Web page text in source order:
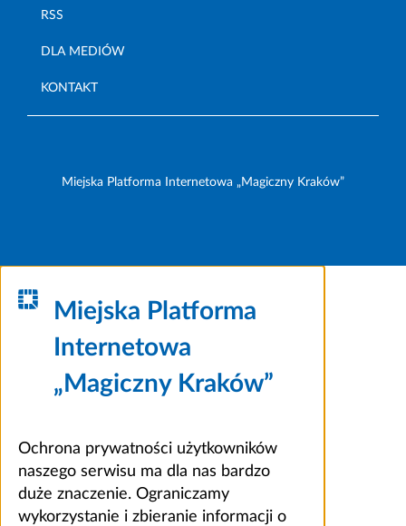
RSS
DLA MEDIÓW
KONTAKT
Miejska Platforma Internetowa „Magiczny Kraków”
Miejska Platforma
Internetowa
„Magiczny Kraków”
Ochrona prywatności użytkowników
naszego serwisu ma dla nas bardzo
duże znaczenie. Ograniczamy
wykorzystanie i zbieranie informacji o